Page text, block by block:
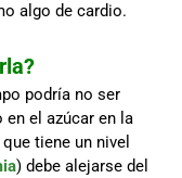
algo de cardio.
podría no ser
el azúcar en la
tiene un nivel
) debe alejarse del